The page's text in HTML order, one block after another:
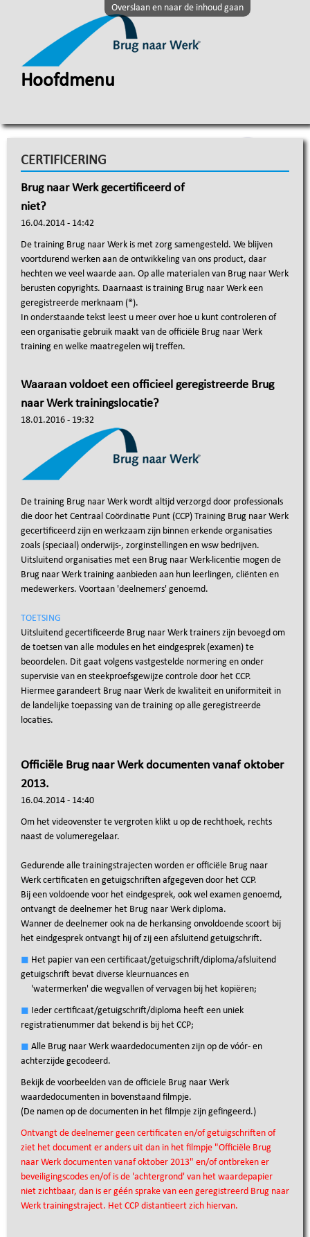
Overslaan en naar de inhoud gaan
Hoofdmenu
CERTIFICERING
Brug naar Werk gecertificeerd of
niet?
16.04.2014 - 14:42
De training Brug naar Werk is met zorg samengesteld. We blijven
voortdurend werken aan de ontwikkeling van ons product, daar
hechten we veel waarde aan. Op alle materialen van Brug naar Werk
berusten copyrights. Daarnaast is training Brug naar Werk een
geregistreerde merknaam (®).
In onderstaande tekst leest u meer over hoe u kunt controleren of
een organisatie gebruik maakt van de officiële Brug naar Werk
training en welke maatregelen wij treffen.
Waaraan voldoet een officieel geregistreerde Brug
naar Werk trainingslocatie?
18.01.2016 - 19:32
De training Brug naar Werk wordt altijd verzorgd door professionals
die door het Centraal Coördinatie Punt (CCP) Training Brug naar Werk
gecertificeerd zijn en werkzaam zijn binnen erkende organisaties
zoals (speciaal) onderwijs-, zorginstellingen en wsw bedrijven.
Uitsluitend organisaties met een Brug naar Werk-licentie mogen de
Brug naar Werk training aanbieden aan hun leerlingen, cliënten en
medewerkers. Voortaan 'deelnemers' genoemd.
TOETSING
Uitsluitend gecertificeerde Brug naar Werk trainers zijn bevoegd om
de toetsen van alle modules en het eindgesprek (examen) te
beoordelen. Dit gaat volgens vastgestelde normering en onder
supervisie van en steekproefsgewijze controle door het CCP.
Hiermee garandeert Brug naar Werk de kwaliteit en uniformiteit in
de landelijke toepassing van de training op alle geregistreerde
locaties.
Officiële Brug naar Werk documenten vanaf oktober
2013.
16.04.2014 - 14:40
Om het videovenster te vergroten klikt u op de rechthoek, rechts
naast de volumeregelaar.
Gedurende alle trainingstrajecten worden er officiële Brug naar
Werk certificaten en getuigschriften afgegeven door het CCP.
Bij een voldoende voor het eindgesprek, ook wel examen genoemd,
ontvangt de deelnemer het Brug naar Werk diploma.
Wanner de deelnemer ook na de herkansing onvoldoende scoort bij
het eindgesprek ontvangt hij of zij een afsluitend getuigschrift.
◼︎ Het papier van een certificaat/getuigschrift/diploma/afsluitend
getuigschrift bevat diverse kleurnuances en
'watermerken' die wegvallen of vervagen bij het kopiëren;
◼︎ Ieder certificaat/getuigschrift/diploma heeft een uniek
registratienummer dat bekend is bij het CCP;
◼︎ Alle Brug naar Werk waardedocumenten zijn op de vóór- en
achterzijde gecodeerd.
Bekijk de voorbeelden van de officiele Brug naar Werk
waardedocumenten in bovenstaand filmpje.
(De namen op de documenten in het filmpje zijn gefingeerd.)
Ontvangt de deelnemer geen certificaten en/of getuigschriften of
ziet het document er anders uit dan in het filmpje "Officiële Brug
naar Werk documenten vanaf oktober 2013" en/of ontbreken er
beveiligingscodes en/of is de 'achtergrond' van het waardepapier
niet zichtbaar, dan is er géén sprake van een geregistreerd Brug naar
Werk trainingstraject. Het CCP distantieert zich hiervan.